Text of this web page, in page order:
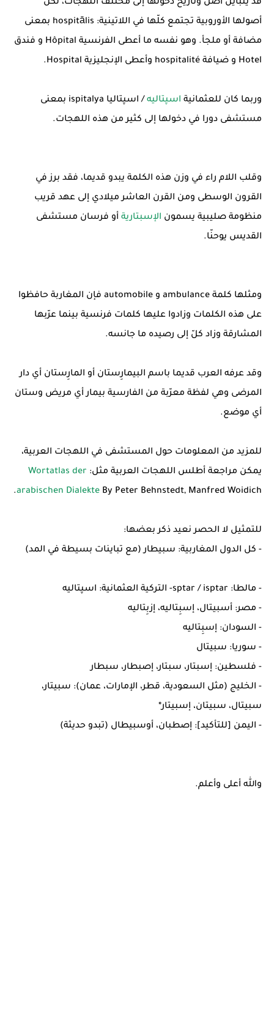
قد يتباين أصل وتاريخ دخولها إلى مختلف اللهجات، لكن
أصولها الأوروبية تجتمع كلّها في اللاتينية: hospitālis بمعنى
مضافة أو ملجأ. وهو نفسه ما أعطى الفرنسية Hôpital و فندق
Hotel و ضيافة hospitalité وأعطى الإنجليزية Hospital.
وربما كان للعثمانية اسپتاليه
/ اسپتاليا ispitalya بمعنى
مستشفى دورا في دخولها إلى كثير من هذه اللهجات.
وقلب اللام راء في وزن هذه الكلمة يبدو قديما، فقد برز في
القرون الوسطى ومن القرن العاشر ميلادي إلى عهد قريب
منظومة صليبية يسمون الإسبتارية أو فرسان مستشفى
القديس يوحنّا.
ومثلها كلمة ambulance و automobile فإن المغاربة حافظوا
على هذه الكلمات وزادوا عليها كلمات فرنسية بينما عرّبها
المشارقة وزاد كلّ إلى رصيده ما جانسه.
وقد عرفه العرب قديما باسم البيمارِستان أو المارِستان أي دار
المرضى وهي لفظة معرّبة من الفارسية بيمار أي مريض وستان
أي موضع.
للمزيد من المعلومات حول المستشفى في اللهجات العربية،
يمكن مراجعة أطلس اللهجات العربية مثل: Wortatlas der
arabischen Dialekte By Peter Behnstedt, Manfred Woidich.
للتمثيل لا الحصر نعيد ذكر بعضها:
- كل الدول المغاربية: سبيطار (مع تباينات بسيطة في المد)
- مالطا: sptar / isptar- التركية العثمانية: اسپتاليه
- مصر: أسبيتال، إسبِتاليه، إزبِتاليه
- السودان: إسبِتاليه
- سوريا: سبيتال
- فلسطين: إسبتار، سبتار، إصبطار، سبطار
- الخليج (مثل السعودية، قطر، الإمارات، عمان): سبيتار،
سبيتال، سبيتان، إسبيتار*
- اليمن [للتأكيد]: إصطبان، أوسبيطال (تبدو حديثة)
والله أعلى وأعلم.